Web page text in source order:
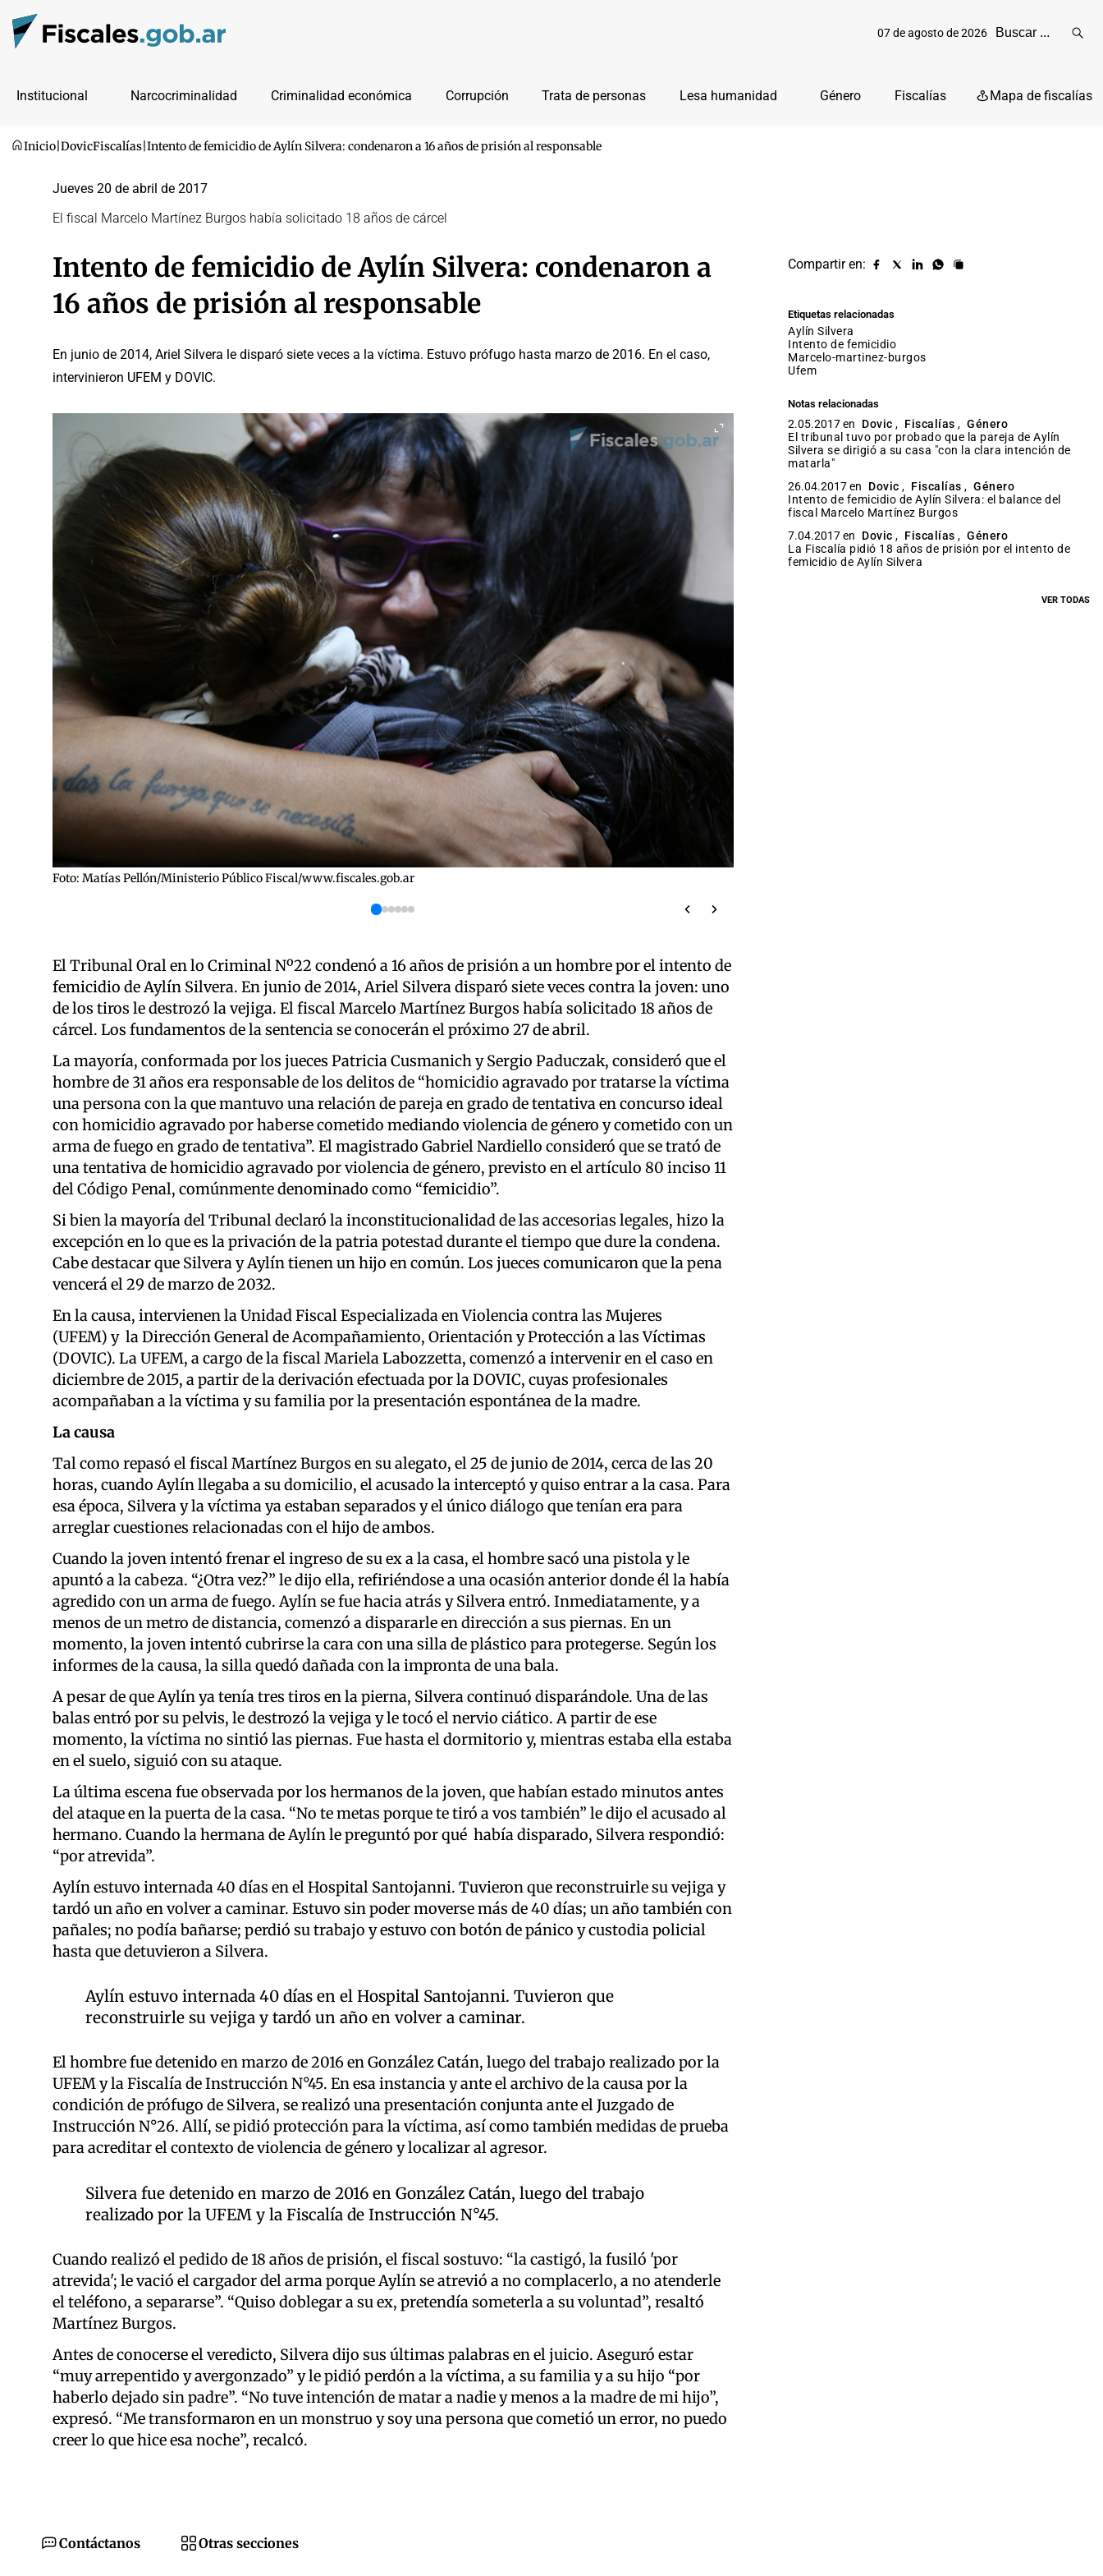
07 de agosto de 2026
Institucional Narcocriminalidad Criminalidad económica Corrupción Trata de personas Lesa humanidad Género Fiscalías Mapa de fiscalías
Inicio DovicFiscalías Intento de femicidio de Aylín Silvera: condenaron a 16 años de prisión al responsable
Jueves 20 de abril de 2017
El fiscal Marcelo Martínez Burgos había solicitado 18 años de cárcel
Intento de femicidio de Aylín Silvera: condenaron a
16 años de prisión al responsable
En junio de 2014, Ariel Silvera le disparó siete veces a la víctima. Estuvo prófugo hasta marzo de 2016. En el caso,
intervinieron UFEM y DOVIC.
Foto: Matías Pellón/Ministerio Público Fiscal/www.fiscales.gob.ar
El Tribunal Oral en lo Criminal Nº22 condenó a 16 años de prisión a un hombre por el intento de
femicidio de Aylín Silvera. En junio de 2014, Ariel Silvera disparó siete veces contra la joven: uno
de los tiros le destrozó la vejiga. El fiscal Marcelo Martínez Burgos había solicitado 18 años de
cárcel. Los fundamentos de la sentencia se conocerán el próximo 27 de abril.
La mayoría, conformada por los jueces Patricia Cusmanich y Sergio Paduczak, consideró que el
hombre de 31 años era responsable de los delitos de “homicidio agravado por tratarse la víctima
una persona con la que mantuvo una relación de pareja en grado de tentativa en concurso ideal
con homicidio agravado por haberse cometido mediando violencia de género y cometido con un
arma de fuego en grado de tentativa”. El magistrado Gabriel Nardiello consideró que se trató de
una tentativa de homicidio agravado por violencia de género, previsto en el artículo 80 inciso 11
del Código Penal, comúnmente denominado como “femicidio”.
Si bien la mayoría del Tribunal declaró la inconstitucionalidad de las accesorias legales, hizo la
excepción en lo que es la privación de la patria potestad durante el tiempo que dure la condena.
Cabe destacar que Silvera y Aylín tienen un hijo en común. Los jueces comunicaron que la pena
vencerá el 29 de marzo de 2032.
En la causa, intervienen la Unidad Fiscal Especializada en Violencia contra las Mujeres
(UFEM) y la Dirección General de Acompañamiento, Orientación y Protección a las Víctimas
(DOVIC). La UFEM, a cargo de la fiscal Mariela Labozzetta, comenzó a intervenir en el caso en
diciembre de 2015, a partir de la derivación efectuada por la DOVIC, cuyas profesionales
acompañaban a la víctima y su familia por la presentación espontánea de la madre.
La causa
Tal como repasó el fiscal Martínez Burgos en su alegato, el 25 de junio de 2014, cerca de las 20
horas, cuando Aylín llegaba a su domicilio, el acusado la interceptó y quiso entrar a la casa. Para
esa época, Silvera y la víctima ya estaban separados y el único diálogo que tenían era para
arreglar cuestiones relacionadas con el hijo de ambos.
Cuando la joven intentó frenar el ingreso de su ex a la casa, el hombre sacó una pistola y le
apuntó a la cabeza. “¿Otra vez?” le dijo ella, refiriéndose a una ocasión anterior donde él la había
agredido con un arma de fuego. Aylín se fue hacia atrás y Silvera entró. Inmediatamente, y a
menos de un metro de distancia, comenzó a dispararle en dirección a sus piernas. En un
momento, la joven intentó cubrirse la cara con una silla de plástico para protegerse. Según los
informes de la causa, la silla quedó dañada con la impronta de una bala.
A pesar de que Aylín ya tenía tres tiros en la pierna, Silvera continuó disparándole. Una de las
balas entró por su pelvis, le destrozó la vejiga y le tocó el nervio ciático. A partir de ese
momento, la víctima no sintió las piernas. Fue hasta el dormitorio y, mientras estaba ella estaba
en el suelo, siguió con su ataque.
La última escena fue observada por los hermanos de la joven, que habían estado minutos antes
del ataque en la puerta de la casa. “No te metas porque te tiró a vos también” le dijo el acusado al
hermano. Cuando la hermana de Aylín le preguntó por qué había disparado, Silvera respondió:
“por atrevida”.
Aylín estuvo internada 40 días en el Hospital Santojanni. Tuvieron que reconstruirle su vejiga y
tardó un año en volver a caminar. Estuvo sin poder moverse más de 40 días; un año también con
pañales; no podía bañarse; perdió su trabajo y estuvo con botón de pánico y custodia policial
hasta que detuvieron a Silvera.
Aylín estuvo internada 40 días en el Hospital Santojanni. Tuvieron que
reconstruirle su vejiga y tardó un año en volver a caminar.
El hombre fue detenido en marzo de 2016 en González Catán, luego del trabajo realizado por la
UFEM y la Fiscalía de Instrucción N°45. En esa instancia y ante el archivo de la causa por la
condición de prófugo de Silvera, se realizó una presentación conjunta ante el Juzgado de
Instrucción N°26. Allí, se pidió protección para la víctima, así como también medidas de prueba
para acreditar el contexto de violencia de género y localizar al agresor.
Silvera fue detenido en marzo de 2016 en González Catán, luego del trabajo
realizado por la UFEM y la Fiscalía de Instrucción N°45.
Cuando realizó el pedido de 18 años de prisión, el fiscal sostuvo: “la castigó, la fusiló 'por
atrevida'; le vació el cargador del arma porque Aylín se atrevió a no complacerlo, a no atenderle
el teléfono, a separarse”. “Quiso doblegar a su ex, pretendía someterla a su voluntad”, resaltó
Martínez Burgos.
Antes de conocerse el veredicto, Silvera dijo sus últimas palabras en el juicio. Aseguró estar
“muy arrepentido y avergonzado” y le pidió perdón a la víctima, a su familia y a su hijo “por
haberlo dejado sin padre”. “No tuve intención de matar a nadie y menos a la madre de mi hijo”,
expresó. “Me transformaron en un monstruo y soy una persona que cometió un error, no puedo
creer lo que hice esa noche”, recalcó.
Compartir en:
Compartir
Compartir
Compartir
Compartir
Copiar
Etiquetas relacionadas
Aylín Silvera
intento de femicidio
marcelo-martinez-burgos
ufem
Notas relacionadas
2.05.2017 en Dovic , Fiscalías , Género
El tribunal tuvo por probado que la pareja de Aylín
Silvera se dirigió a su casa "con la clara intención de
matarla"
26.04.2017 en
Dovic , Fiscalías , Género
Intento de femicidio de Aylín Silvera: el balance del
fiscal Marcelo Martínez Burgos
7.04.2017 en
Dovic , Fiscalías , Género
La Fiscalía pidió 18 años de prisión por el intento de
femicidio de Aylín Silvera
VER TODAS
Contáctanos Otras secciones